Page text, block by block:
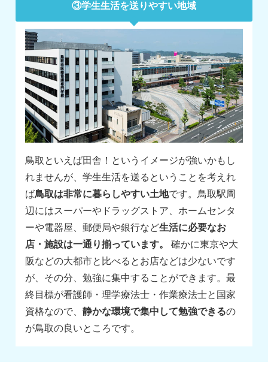
③学生生活を送りやすい地域
鳥取といえば田舎！というイメージが強いかもし
れませんが、学生生活を送るということを考えれ
ば鳥取は非常に暮らしやすい土地です。鳥取駅周
辺にはスーパーやドラッグストア、ホームセンタ
ーや電器屋、郵便局や銀行など生活に必要なお
店・施設は一通り揃っています。
確かに東京や大
阪などの大都市と比べるとお店などは少ないです
が、その分、勉強に集中することができます。最
終目標が看護師・理学療法士・作業療法士と国家
資格なので、静かな環境で集中して勉強できるの
が鳥取の良いところです。